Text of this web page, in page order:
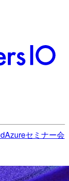
Azureセミナー会